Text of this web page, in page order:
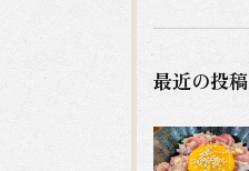
最近の投稿